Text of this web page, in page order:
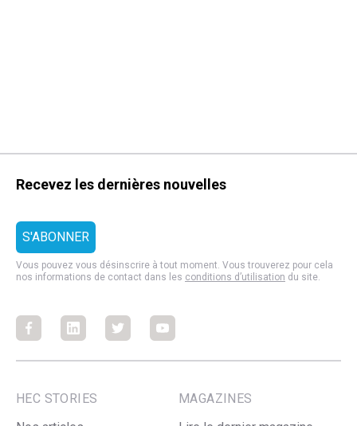
Recevez les dernières nouvelles
Vous pouvez vous désinscrire à tout moment. Vous trouverez pour cela
nos informations de contact dans les conditions d’utilisation du site.
FacebookFacebookFacebookFacebook
HEC STORIES
MAGAZINES